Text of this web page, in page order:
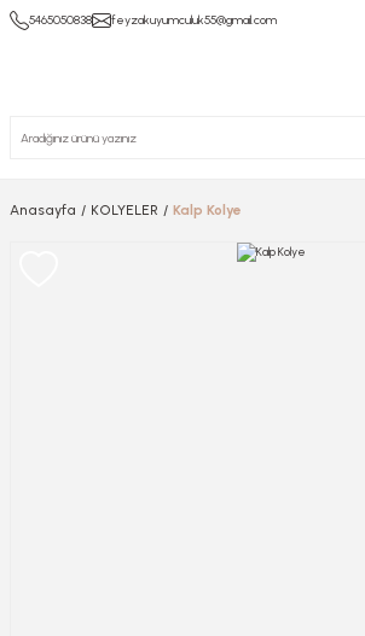
5465050838 feyzakuyumculuk55@gmail.com
Anasayfa KOLYELER Kalp Kolye